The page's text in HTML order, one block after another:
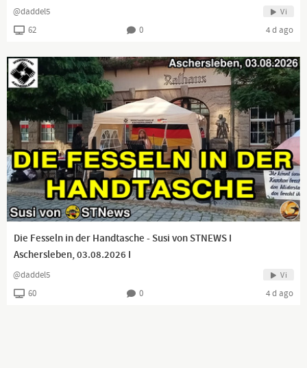
@daddel5 Vi
62 0 4 d ago
Die Fesseln in der Handtasche - Susi von STNEWS I
Aschersleben, 03.08.2026 I
@daddel5 Vi
60 0 4 d ago